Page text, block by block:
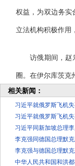
权益，为双边务实
立法机构积极作用
访俄期间，赵
圈。在伊尔库茨克
相关新闻：
习近平就俄罗斯飞机
习近平就俄罗斯飞机
习近平同新加坡总理
李克强同德国总理默
李克强与德国总理默
中华人民共和国和洪